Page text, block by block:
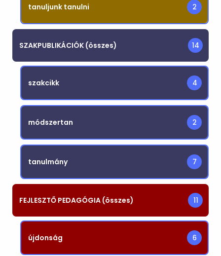
tanuljunk tanulni 2
SZAKPUBLIKÁCIÓK (összes) 14
szakcikk 4
módszertan 2
tanulmány 7
FEJLESZTŐ PEDAGÓGIA (összes) 11
újdonság 6